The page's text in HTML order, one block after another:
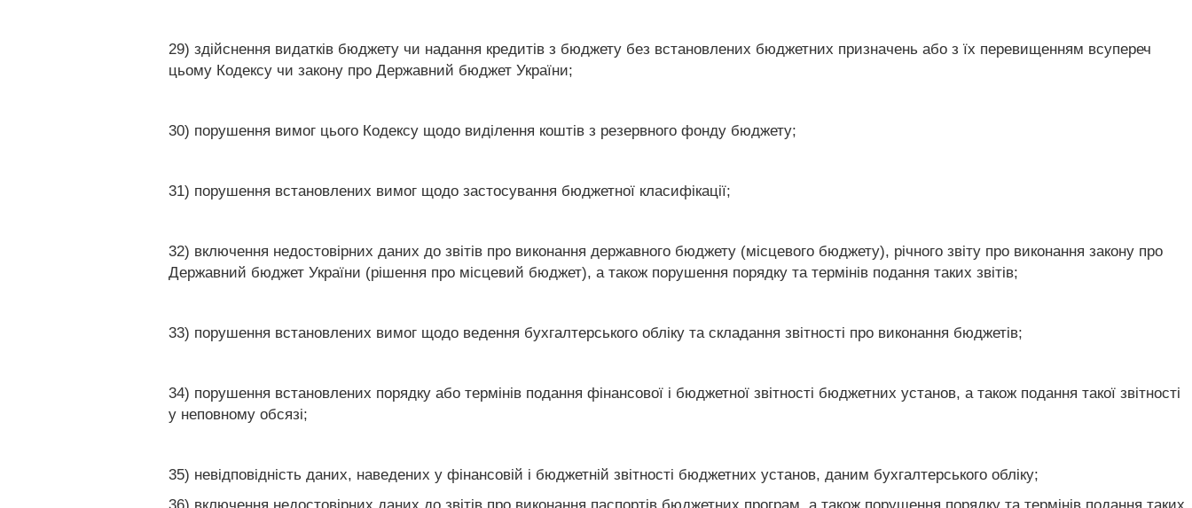
29) здійснення видатків бюджету чи надання кредитів з бюджету без встановлених бюджетних призначень або з їх перевищенням всупереч
цьому Кодексу чи закону про Державний бюджет України;
30) порушення вимог цього Кодексу щодо виділення коштів з резервного фонду бюджету;
31) порушення встановлених вимог щодо застосування бюджетної класифікації;
32) включення недостовірних даних до звітів про виконання державного бюджету (місцевого бюджету), річного звіту про виконання закону про
Державний бюджет України (рішення про місцевий бюджет), а також порушення порядку та термінів подання таких звітів;
33) порушення встановлених вимог щодо ведення бухгалтерського обліку та складання звітності про виконання бюджетів;
34) порушення встановлених порядку або термінів подання фінансової і бюджетної звітності бюджетних установ, а також подання такої звітності
у неповному обсязі;
35) невідповідність даних, наведених у фінансовій і бюджетній звітності бюджетних установ, даним бухгалтерського обліку;
36) включення недостовірних даних до звітів про виконання паспортів бюджетних програм, а також порушення порядку та термінів подання таких